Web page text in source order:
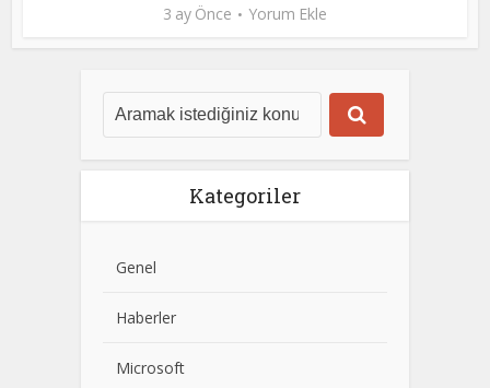
3 ay Önce Yorum Ekle
Kategoriler
Genel
Haberler
Microsoft